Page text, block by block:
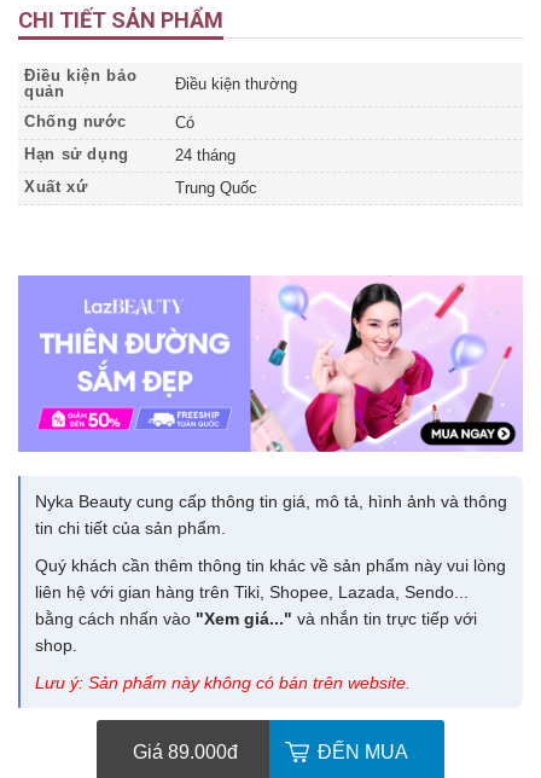
CHI TIẾT SẢN PHẨM
Điều kiện bảo
quản
Điều kiện thường
Chống nước
Có
Hạn sử dụng
24 tháng
Xuất xứ
Trung Quốc
Nyka Beauty cung cấp thông tin giá, mô tả, hình ảnh và thông
tin chi tiết của sản phẩm.
Quý khách cần thêm thông tin khác về sản phẩm này vui lòng
liên hệ với gian hàng trên Tiki, Shopee, Lazada, Sendo...
bằng cách nhấn vào "Xem giá..." và nhắn tin trực tiếp với
shop.
Lưu ý: Sản phẩm này không có bán trên website.
Giá 89.000đ ĐẾN MUA